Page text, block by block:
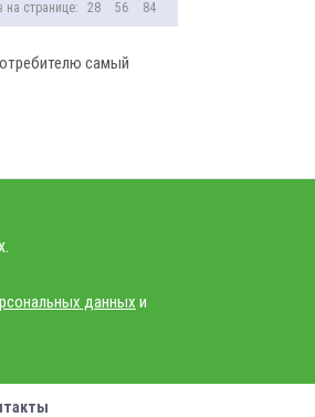
на странице: 28 56 84
самый
данных и